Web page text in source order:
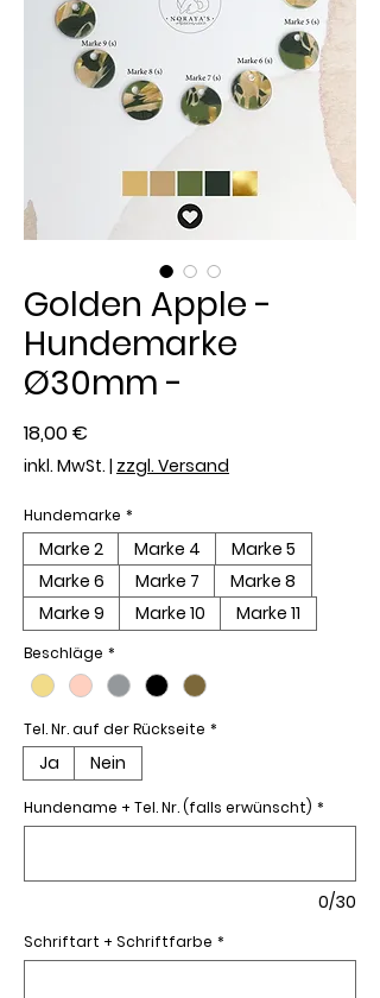
Golden Apple -
Hundemarke
Ø30mm -
18,00 €
inkl. MwSt. | zzgl. Versand
Hundemarke *
Marke 2 Marke 4
Marke 5
Marke 6
Marke 7
Marke 8
Marke 9
Marke 10 Marke 11
Beschläge *
Tel. Nr. auf der Rückseite *
Ja Nein
Hundename + Tel. Nr. (falls erwünscht) *
0/30
Schriftart + Schriftfarbe *